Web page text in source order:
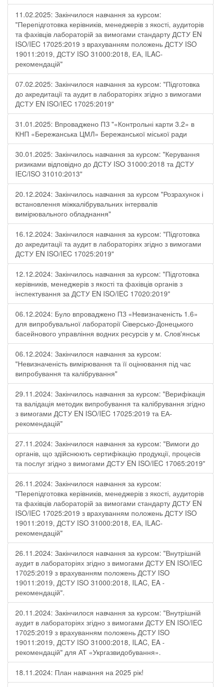
11.02.2025: Закінчилося навчання за курсом:
"Перепідготовка керівників, менеджерів з якості, аудиторів
та фахівців лабораторій за вимогами стандарту ДСТУ EN
ISO/IEC 17025:2019 з врахуванням положень ДСТУ ISO
19011:2019, ДСТУ ISO 31000:2018, ЕА, ILAC-
рекомендацій"
07.02.2025: Закінчилося навчання за курсом: "Підготовка
до акредитації та аудит в лабораторіях згідно з вимогами
ДСТУ EN ISO/IEC 17025:2019"
31.01.2025: Впроваджено ПЗ "«Контрольні карти 3.2» в
КНП «Бережанська ЦМЛ» Бережанської міської ради
30.01.2025: Закінчилось навчання за курсом: "Керування
ризиками відповідно до ДСТУ ISO 31000:2018 та ДСТУ
IEC/ISO 31010:2013"
20.12.2024: Закінчилось навчання за курсом "Розрахунок і
встановлення міжкалібрувальних інтервалів
вимірювального обладнання"
16.12.2024: Закінчилося навчання за курсом: "Підготовка
до акредитації та аудит в лабораторіях згідно з вимогами
ДСТУ EN ISO/IEC 17025:2019"
12.12.2024: Закінчилось навчання за курсом: "Підготовка
керівників, менеджерів з якості та фахівців органів з
інспектування за ДСТУ EN ISO/IEC 17020:2019"
06.12.2024: Було впроваджено ПЗ «Невизначеність 1.6»
для випробувальної лабораторії Cіверсько-Донецького
басейнового управління водних ресурсів у м. Слов'янськ
06.12.2024: Закінчилося навчання за курсом:
"Невизначеність вимірювання та її оцінювання під час
випробування та калібрування"
29.11.2024: Закінчилось навчання за курсом: "Верифікація
та валідація методик випробування та калібрування згідно
з вимогами ДСТУ EN ISO/IEC 17025:2019 та ЕА-
рекомендацій"
27.11.2024: Закінчилося навчання за курсом: "Вимоги до
органів, що здійснюють сертифікацію продукції, процесів
та послуг згідно з вимогами ДСТУ EN ISO/IEC 17065:2019"
26.11.2024: Закінчилося навчання за курсом:
"Перепідготовка керівників, менеджерів з якості, аудиторів
та фахівців лабораторій за вимогами стандарту ДСТУ EN
ISO/IEC 17025:2019 з врахуванням положень ДСТУ ISO
19011:2019, ДСТУ ISO 31000:2018, ЕА, ILAC-
рекомендацій"
26.11.2024: Закінчилося навчання за курсом: "Внутрішній
аудит в лабораторіях згідно з вимогами ДСТУ EN ISO/IEC
17025:2019 з врахуванням положень ДСТУ ISO
19011:2019, ДСТУ ISO 31000:2018, ILAC, EA -
рекомендацій".
20.11.2024: Закінчилося навчання за курсом: "Внутрішній
аудит в лабораторіях згідно з вимогами ДСТУ EN ISO/IEC
17025:2019 з врахуванням положень ДСТУ ISO
19011:2019, ДСТУ ISO 31000:2018, ILAC, EA -
рекомендацій" для АТ «Укргазвидобування».
18.11.2024: План навчання на 2025 рік!